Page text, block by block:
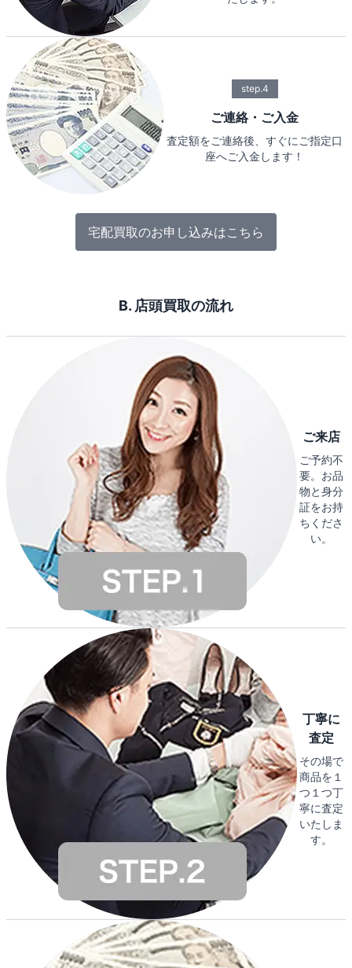
step.4
ご連絡・ご入金
査定額をご連絡後、すぐにご指定口
座へご入金します！
宅配買取のお申し込みはこちら
B. 店頭買取の流れ
ご来店
ご予約不
要。お品
物と身分
証をお持
ちくださ
い。
丁寧に
査定
その場で
商品を１
つ１つ丁
寧に査定
いたしま
す。